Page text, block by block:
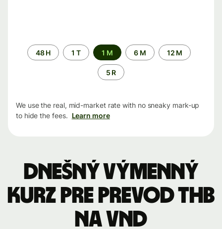
Time
period
48 H 1 T 1 M 6 M 12 M
5 R
We use the real, mid-market rate with no sneaky mark-up
to hide the fees. Learn more
Dnešný výmenný
kurz pre prevod THB
na VND